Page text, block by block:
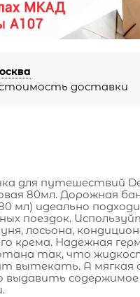
доставки
для путешествий
80мл. Дорожная
мл) идеально
поездок.
лосьона,
крема. Надежная
так, что
вытекать. А мягкая
выдавить содержимое